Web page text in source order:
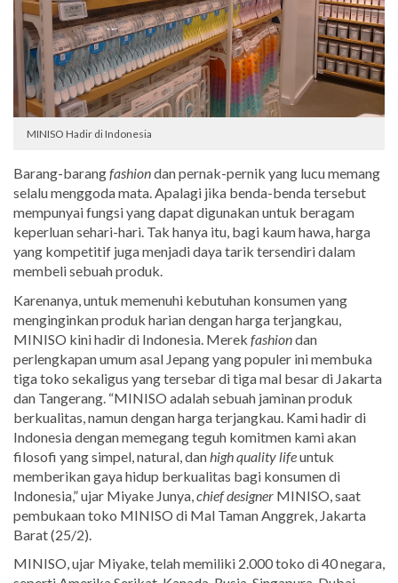
MINISO Hadir di Indonesia
Barang-barangfashiondan pernak-pernik yang lucu memang
selalu menggoda mata. Apalagi jika benda-benda tersebut
mempunyai fungsi yang dapat digunakan untuk beragam
keperluan sehari-hari. Tak hanya itu, bagi kaum hawa, harga
yang kompetitif juga menjadi daya tarik tersendiri dalam
membeli sebuah produk.
Karenanya, untuk memenuhi kebutuhan konsumen yang
menginginkan produk harian dengan harga terjangkau,
MINISO kini hadir di Indonesia. Merek fashiondan
perlengkapan umum asal Jepang yang populer ini membuka
tiga toko sekaligus yang tersebar di tiga mal besar di Jakarta
dan Tangerang. “MINISO adalah sebuah jaminan produk
berkualitas, namun dengan harga terjangkau. Kami hadir di
Indonesia dengan memegang teguh komitmen kami akan
filosofi yang simpel, natural, danhigh quality lifeuntuk
memberikan gaya hidup berkualitas bagi konsumen di
Indonesia,” ujar Miyake Junya,chief designer MINISO, saat
pembukaan toko MINISO di Mal Taman Anggrek, Jakarta
Barat (25/2).
MINISO, ujar Miyake, telah memiliki 2.000 toko di 40 negara,